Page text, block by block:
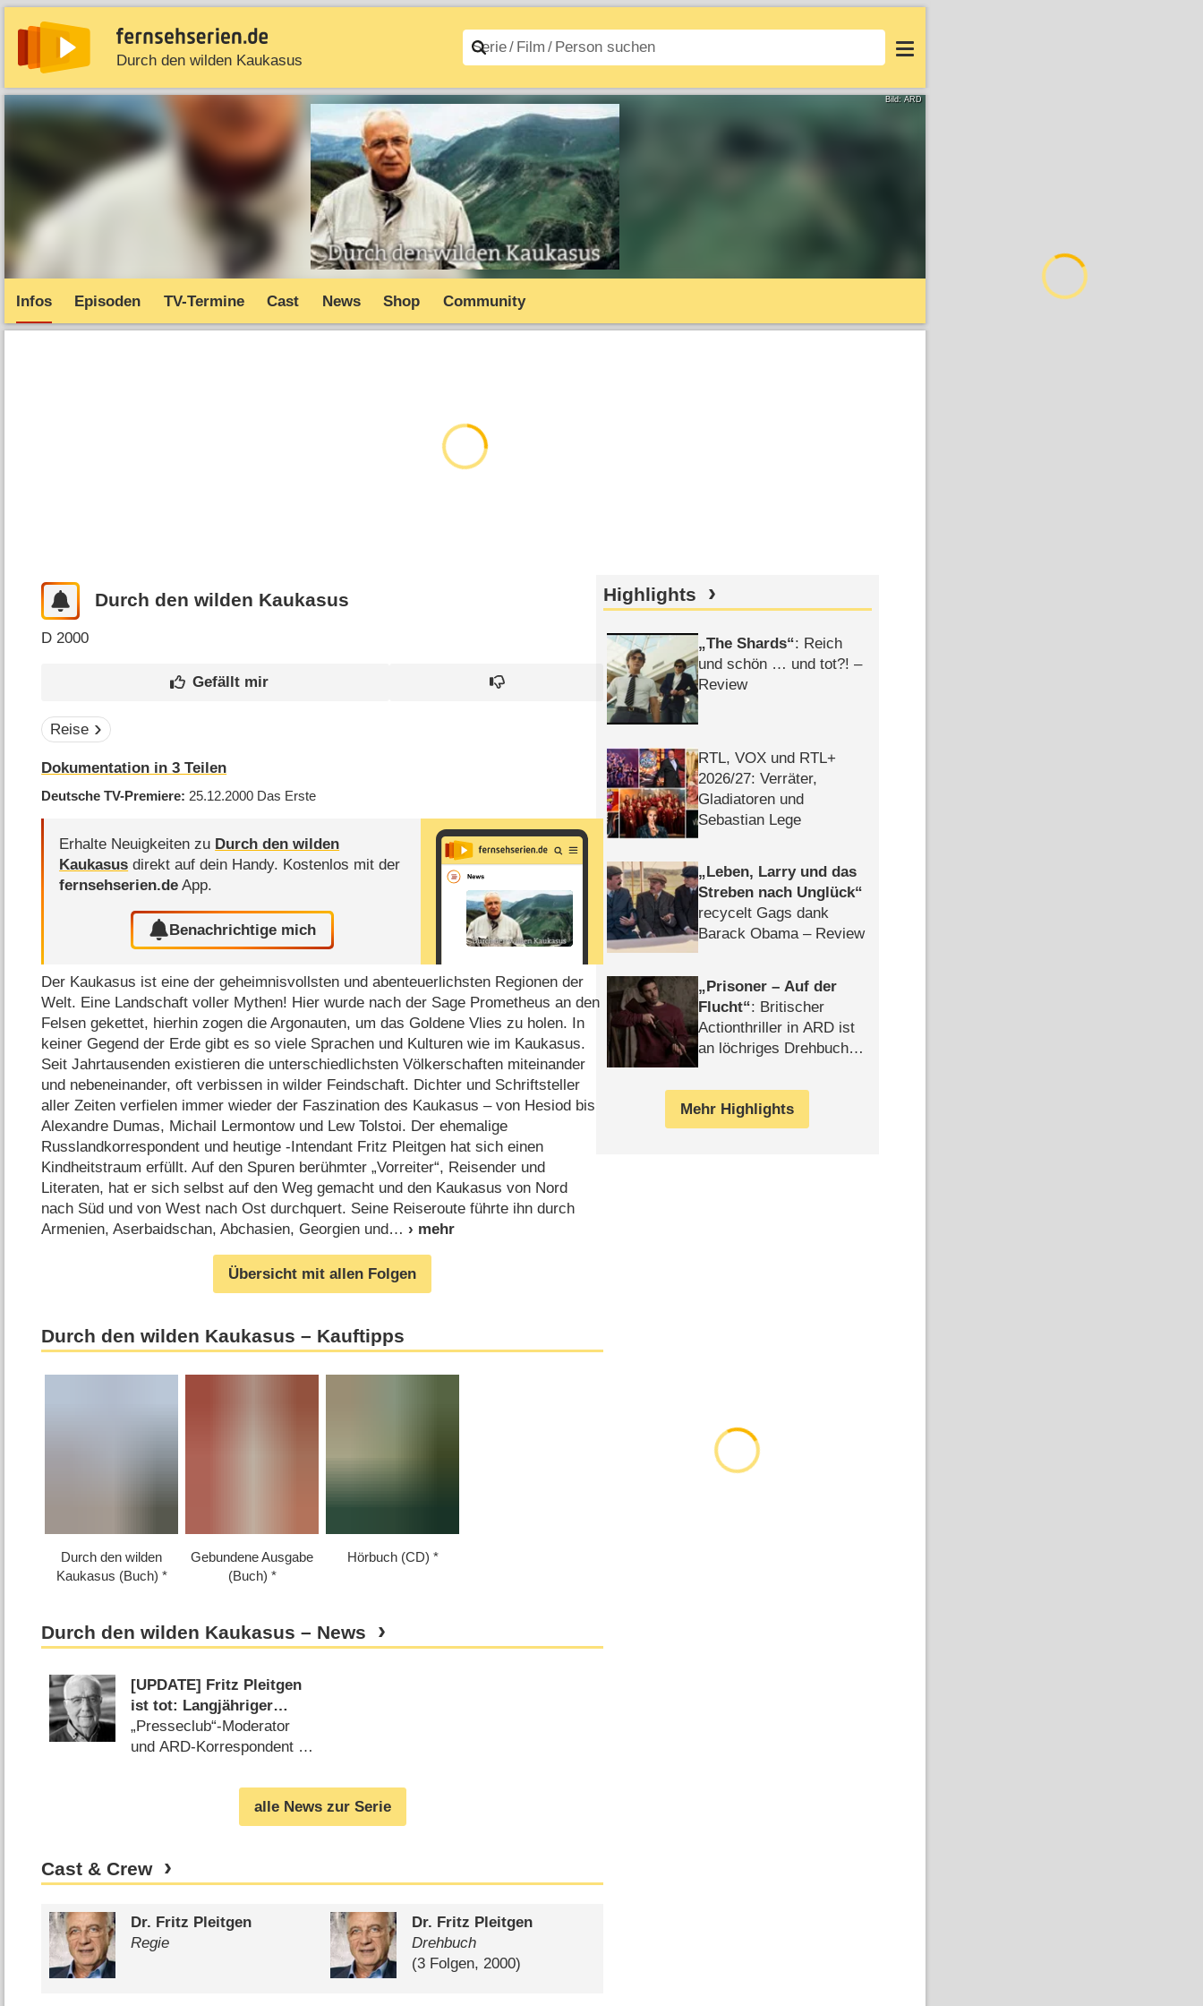
Durch den wilden Kaukasus
News Entdecken Streaming TV-Starts Filme A–Z Login
Bild: ARD
Infos Episoden TV-Termine Cast News Shop Community
Durch den wilden Kaukasus
D 2000
Reise
Dokumentation in 3 Teilen
Deutsche TV-Premiere 25.12.2000 Das Erste
Erhalte Neuigkeiten zu Durch den wilden
Kaukasus direkt auf dein Handy. Kostenlos mit der
fernsehserien.de App.
Benachrichtige mich
Der Kaukasus ist eine der geheimnisvollsten und abenteuerlichsten Regionen der
Welt. Eine Landschaft voller Mythen! Hier wurde nach der Sage Prometheus an den
Felsen gekettet, hierhin zogen die Argonauten, um das Goldene Vlies zu holen. In
keiner Gegend der Erde gibt es so viele Sprachen und Kulturen wie im Kaukasus.
Seit Jahrtausenden existieren die unterschiedlichsten Völkerschaften miteinander
und nebeneinander, oft verbissen in wilder Feindschaft. Dichter und Schriftsteller
aller Zeiten verfielen immer wieder der Faszination des Kaukasus – von Hesiod bis
Alexandre Dumas, Michail Lermontow und Lew Tolstoi. Der ehemalige
Russlandkorrespondent und heutige -Intendant Fritz Pleitgen hat sich einen
Kindheitstraum erfüllt. Auf den Spuren berühmter „Vorreiter“, Reisender und
Literaten, hat er sich selbst auf den Weg gemacht und den Kaukasus von Nord
nach Süd und von West nach Ost durchquert. Seine Reiseroute führte ihn durch
Armenien, Aserbaidschan, Abchasien, Georgien und
Übersicht mit allen Folgen
Durch den wilden Kaukasus – Kauftipps
Durch den wilden
Kaukasus (Buch)
Gebundene Ausgabe
(Buch)
Hörbuch (CD)
Durch den wilden Kaukasus – News
[UPDATE] Fritz Pleitgen
ist tot: Langjähriger
WDR-Intendant wurde 84
Jahre alt
„Presseclub“-Moderator
und ARD-Korrespondent in
alle News zur Serie
Cast & Crew
Dr. Fritz Pleitgen
Regie
Dr. Fritz Pleitgen
Drehbuch
(3 Folgen, 2000)
Highlights
The Shards : Reich
und schön … und tot?! –
Review
RTL, VOX und RTL+
2026/​27: Verräter,
Gladiatoren und
Sebastian Lege
Leben, Larry und das
Streben nach Unglück
recycelt Gags dank
Barack Obama – Review
Prisoner – Auf der
Flucht : Britischer
Actionthriller in ARD ist
an löchriges Drehbuch
Mehr Highlights